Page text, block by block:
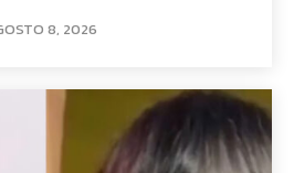
8, 2026